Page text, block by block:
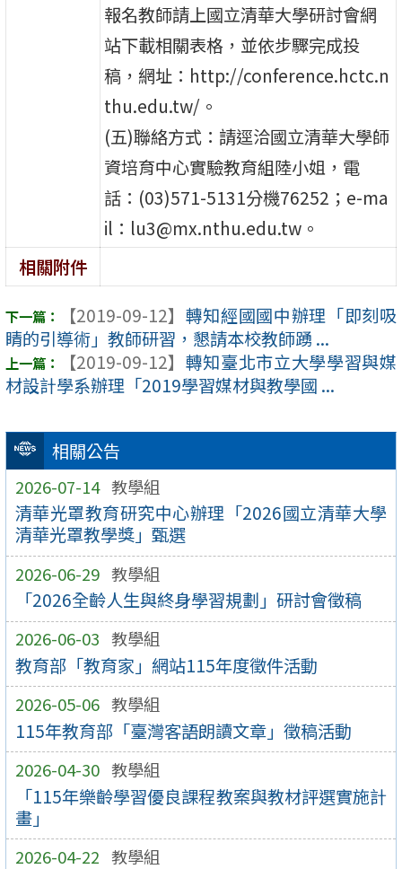
相關公告
2026-07-14 教學組
清華光罩教育研究中心辦理「2026國立清華大學
清華光罩教學獎」甄選
2026-06-29 教學組
「2026全齡人生與終身學習規劃」研討會徵稿
2026-06-03 教學組
教育部「教育家」網站115年度徵件活動
2026-05-06 教學組
115年教育部「臺灣客語朗讀文章」徵稿活動
2026-04-30 教學組
「115年樂齡學習優良課程教案與教材評選實施計
畫」
2026-04-22 教學組
報名教師請上國立清華大學研討會網
站下載相關表格，並依步驟完成投
稿，網址：http://conference.hctc.n
thu.edu.tw/。
(五)聯絡方式：請逕洽國立清華大學師
資培育中心實驗教育組陸小姐，電
話：(03)571-5131分機76252；e-ma
il：lu3@mx.nthu.edu.tw。
相關附件
【2019-09-12】 轉知經國國中辦理「即刻吸
睛的引導術」教師研習，懇請本校教師踴 ...
【2019-09-12】 轉知臺北市立大學學習與媒
材設計學系辦理「2019學習媒材與教學國 ...